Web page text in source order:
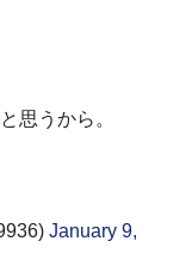
思うから。
January 9,